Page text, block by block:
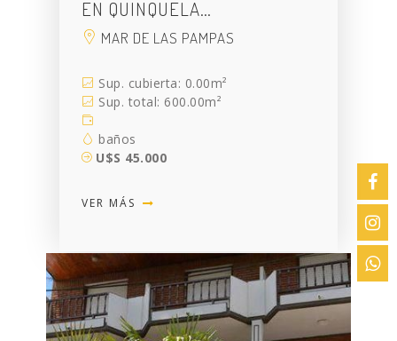
EN QUINQUELA…
MAR DE LAS PAMPAS
Sup. cubierta: 0.00m²
Sup. total: 600.00m²
baños
U$S 45.000
VER MÁS